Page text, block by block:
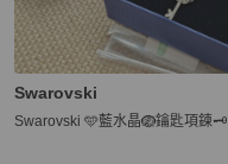
Swarovski
Swarovski 🩵藍水晶🪺鑰匙項鍊🗝